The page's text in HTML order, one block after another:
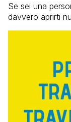
Se sei una
davvero aprirti